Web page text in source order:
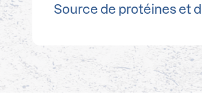
Source de protéines et